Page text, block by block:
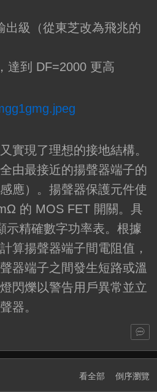
出級（從東芝改為飛兆的
達到 DF=2000 更高
實現了理想的接地結構。
由最接近的揚聲器端子的
應）。揚聲器保護元件使
的 MOS FET 開關。具
示精確數字功率表。根據
算揚聲器端子間電阻值，
器端子之間發生短路或溫
閃爍以警告用戶異常並立
器。
看全部 倒序瀏覽